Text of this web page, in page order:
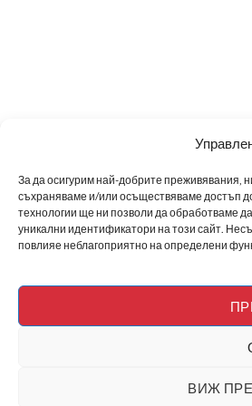
За да осигурим най-добрите преживявания,
съхраняваме и/или осъществяваме достъп
технологии ще ни позволи да обработваме
уникални идентификатори на този сайт.
повлияе неблагоприятно на определени
ВИЖ